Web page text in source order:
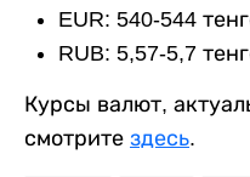
EUR: 540-544
RUB: 5,57-5,7
Курсы валют,
смотрите здесь.